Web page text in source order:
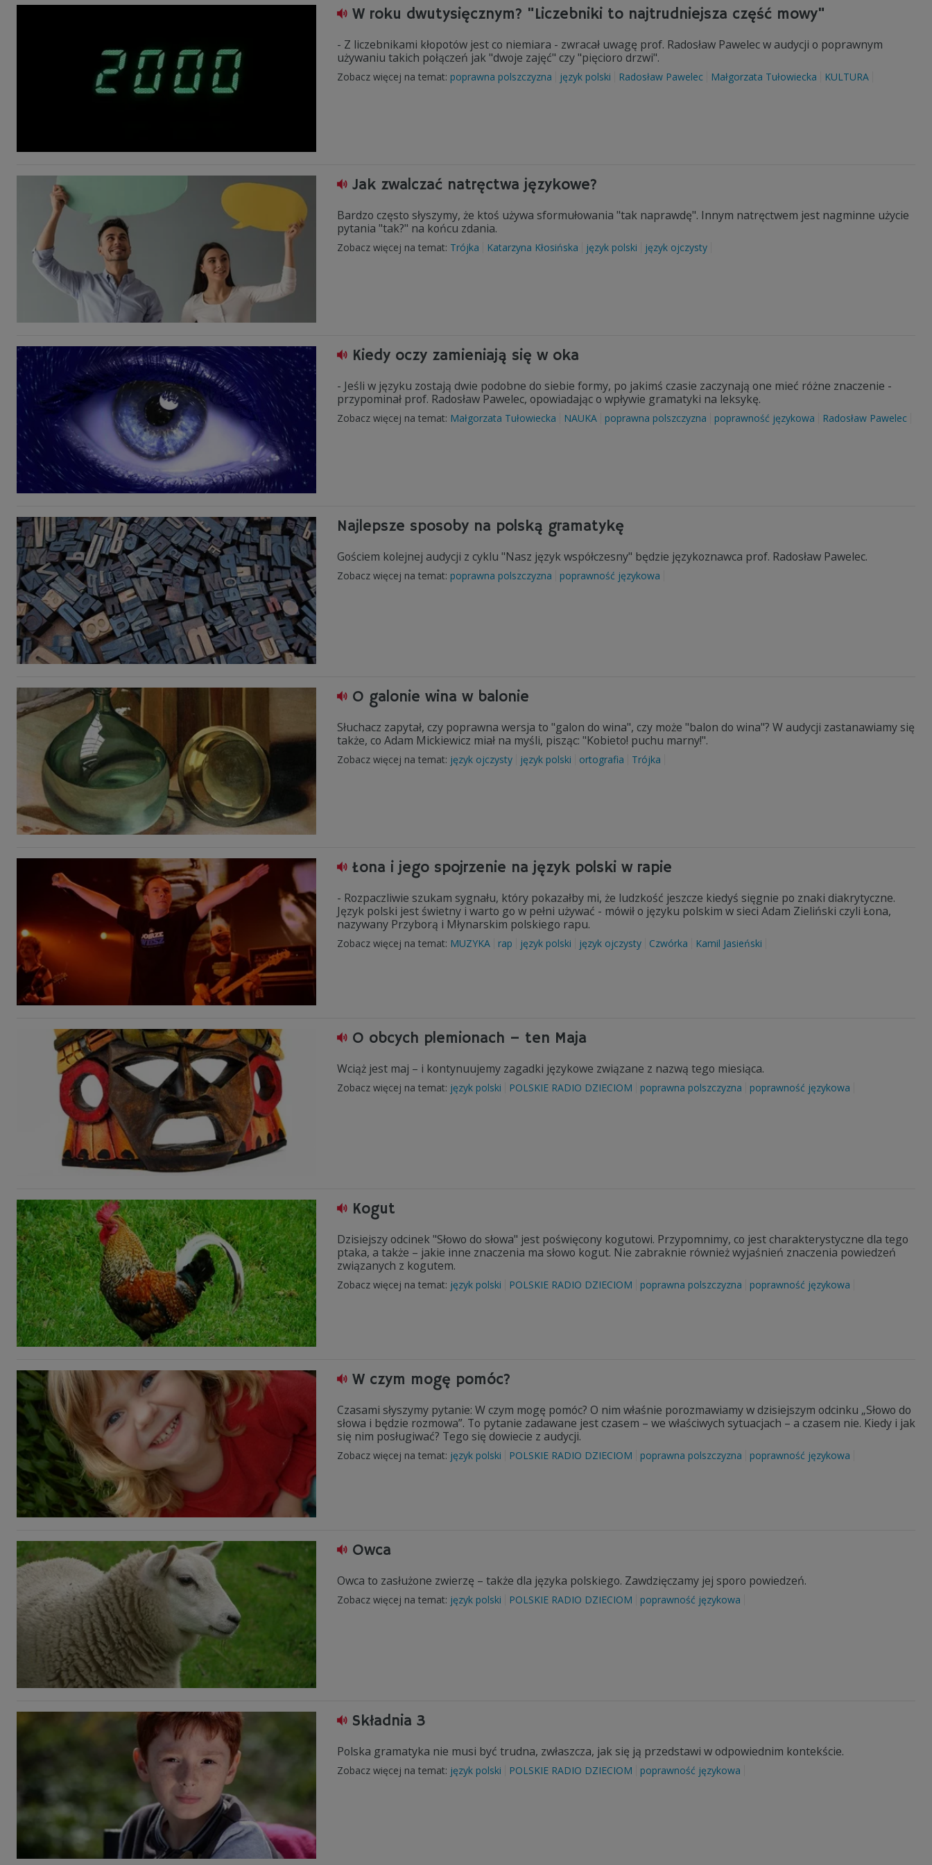
W roku dwutysięcznym? "Liczebniki to najtrudniejsza część mowy"
- Z liczebnikami kłopotów jest co niemiara - zwracał uwagę prof. Radosław Pawelec w audycji o poprawnym
używaniu takich połączeń jak "dwoje zajęć" czy "pięcioro drzwi".
Zobacz więcej na temat: poprawna polszczyzna język polski Radosław Pawelec Małgorzata Tułowiecka KULTURA
Jak zwalczać natręctwa językowe?
Bardzo często słyszymy, że ktoś używa sformułowania "tak naprawdę". Innym natręctwem jest nagminne użycie
pytania "tak?" na końcu zdania.
Zobacz więcej na temat: Trójka Katarzyna Kłosińska język polski język ojczysty
Kiedy oczy zamieniają się w oka
- Jeśli w języku zostają dwie podobne do siebie formy, po jakimś czasie zaczynają one mieć różne znaczenie -
przypominał prof. Radosław Pawelec, opowiadając o wpływie gramatyki na leksykę.
Zobacz więcej na temat: Małgorzata Tułowiecka NAUKA poprawna polszczyzna poprawność językowa Radosław Pawelec
Najlepsze sposoby na polską gramatykę
Gościem kolejnej audycji z cyklu "Nasz język współczesny" będzie językoznawca prof. Radosław Pawelec.
Zobacz więcej na temat: poprawna polszczyzna poprawność językowa
O galonie wina w balonie
Słuchacz zapytał, czy poprawna wersja to "galon do wina", czy może "balon do wina"? W audycji zastanawiamy się
także, co Adam Mickiewicz miał na myśli, pisząc: "Kobieto! puchu marny!".
Zobacz więcej na temat: język ojczysty język polski ortografia Trójka
Łona i jego spojrzenie na język polski w rapie
- Rozpaczliwie szukam sygnału, który pokazałby mi, że ludzkość jeszcze kiedyś sięgnie po znaki diakrytyczne.
Język polski jest świetny i warto go w pełni używać - mówił o języku polskim w sieci Adam Zieliński czyli Łona,
nazywany Przyborą i Młynarskim polskiego rapu.
Zobacz więcej na temat: MUZYKA rap język polski język ojczysty Czwórka Kamil Jasieński
O obcych plemionach – ten Maja
Wciąż jest maj – i kontynuujemy zagadki językowe związane z nazwą tego miesiąca.
Zobacz więcej na temat: język polski POLSKIE RADIO DZIECIOM poprawna polszczyzna poprawność językowa
Kogut
Dzisiejszy odcinek "Słowo do słowa" jest poświęcony kogutowi. Przypomnimy, co jest charakterystyczne dla tego
ptaka, a także – jakie inne znaczenia ma słowo kogut. Nie zabraknie również wyjaśnień znaczenia powiedzeń
związanych z kogutem.
Zobacz więcej na temat: język polski POLSKIE RADIO DZIECIOM poprawna polszczyzna poprawność językowa
W czym mogę pomóc?
Czasami słyszymy pytanie: W czym mogę pomóc? O nim właśnie porozmawiamy w dzisiejszym odcinku „Słowo do
słowa i będzie rozmowa”. To pytanie zadawane jest czasem – we właściwych sytuacjach – a czasem nie. Kiedy i jak
się nim posługiwać? Tego się dowiecie z audycji.
Zobacz więcej na temat: język polski POLSKIE RADIO DZIECIOM poprawna polszczyzna poprawność językowa
Owca
Owca to zasłużone zwierzę – także dla języka polskiego. Zawdzięczamy jej sporo powiedzeń.
Zobacz więcej na temat: język polski POLSKIE RADIO DZIECIOM poprawność językowa
Składnia 3
Polska gramatyka nie musi być trudna, zwłaszcza, jak się ją przedstawi w odpowiednim kontekście.
Zobacz więcej na temat: język polski POLSKIE RADIO DZIECIOM poprawność językowa